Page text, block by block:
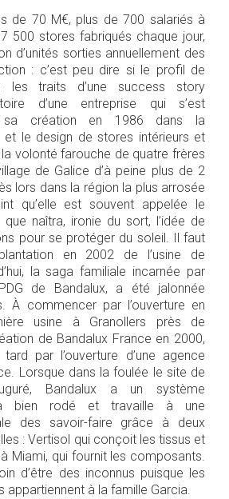
de 70 M€, plus de 700 salariés à
500 stores fabriqués chaque jour,
d’unités sorties annuellement des
: c’est peu dire si le profil de
les traits d’une success story
d’une entreprise qui s’est
sa création en 1986 dans la
et le design de stores intérieurs et
volonté farouche de quatre frères
de Galice d’à peine plus de 2
lors dans la région la plus arrosée
qu’elle est souvent appelée le
que naîtra, ironie du sort, l’idée de
pour se protéger du soleil. Il faut
en 2002 de l’usine de
la saga familiale incarnée par
de Bandalux, a été jalonnée
À commencer par l’ouverture en
usine à Granollers près de
de Bandalux France en 2000,
par l’ouverture d’une agence
Lorsque dans la foulée le site de
Bandalux a un système
bien rodé et travaille à une
des savoir-faire grâce à deux
: Vertisol qui conçoit les tissus et
Miami, qui fournit les composants.
d’être des inconnus puisque les
appartiennent à la famille Garcia.